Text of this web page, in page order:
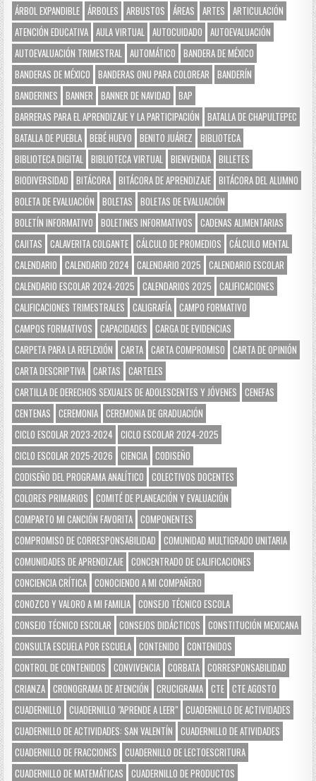
ÁRBOL EXPANDIBLE ÁRBOLES ARBUSTOS ÁREAS ARTES
ARTICULACIÓN
ATENCIÓN EDUCATIVA AULA VIRTUAL AUTOCUIDADO
AUTOEVALUACIÓN
AUTOEVALUACIÓN TRIMESTRAL
AUTOMÁTICO
BANDERA DE MÉXICO
BANDERAS DE MÉXICO
BANDERAS ONU PARA COLOREAR
BANDERÍN
BANDERINES
BANNER BANNER DE NAVIDAD
BAP
BARRERAS PARA EL APRENDIZAJE Y LA PARTICIPACIÓN
BATALLA DE CHAPULTEPEC
BATALLA DE PUEBLA BEBÉ HUEVO BENITO JUÁREZ
BIBLIOTECA
BIBLIOTECA DIGITAL
BIBLIOTECA VIRTUAL BIENVENIDA BILLETES
BIODIVERSIDAD
BITÁCORA BITÁCORA DE APRENDIZAJE BITÁCORA DEL ALUMNO
BOLETA DE EVALUACIÓN
BOLETAS
BOLETAS DE EVALUACIÓN
BOLETÍN INFORMATIVO
BOLETINES INFORMATIVOS
CADENAS ALIMENTARIAS
CAJITAS
CALAVERITA COLGANTE CÁLCULO DE PROMEDIOS
CÁLCULO MENTAL
CALENDARIO
CALENDARIO 2024 CALENDARIO 2025
CALENDARIO ESCOLAR
CALENDARIO ESCOLAR 2024-2025
CALENDARIOS 2025
CALIFICACIONES
CALIFICACIONES TRIMESTRALES
CALIGRAFÍA CAMPO FORMATIVO
CAMPOS FORMATIVOS
CAPACIDADES
CARGA DE EVIDENCIAS
CARPETA PARA LA REFLEXIÓN
CARTA CARTA COMPROMISO
CARTA DE OPINIÓN
CARTA DESCRIPTIVA CARTAS
CARTELES
CARTILLA DE DERECHOS SEXUALES DE ADOLESCENTES Y JÓVENES
CENEFAS
CENTENAS
CEREMONIA CEREMONIA DE GRADUACIÓN
CICLO ESCOLAR 2023-2024
CICLO ESCOLAR 2024-2025
CICLO ESCOLAR 2025-2026
CIENCIA CODISEÑO
CODISEÑO DEL PROGRAMA ANALÍTICO
COLECTIVOS DOCENTES
COLORES PRIMARIOS
COMITÉ DE PLANEACIÓN Y EVALUACIÓN
COMPARTO MI CANCIÓN FAVORITA COMPONENTES
COMPROMISO DE CORRESPONSABILIDAD
COMUNIDAD MULTIGRADO UNITARIA
COMUNIDADES DE APRENDIZAJE CONCENTRADO DE CALIFICACIONES
CONCIENCIA CRÍTICA CONOCIENDO A MI COMPAÑERO
CONOZCO Y VALORO A MI FAMILIA CONSEJO TÉCNICO ESCOLA
CONSEJO TÉCNICO ESCOLAR
CONSEJOS DIDÁCTICOS
CONSTITUCIÓN MEXICANA
CONSULTA ESCUELA POR ESCUELA CONTENIDO
CONTENIDOS
CONTROL DE CONTENIDOS
CONVIVENCIA CORBATA CORRESPONSABILIDAD
CRIANZA CRONOGRAMA DE ATENCIÓN CRUCIGRAMA CTE CTE AGOSTO
CUADERNILLO
CUADERNILLO "APRENDE A LEER" CUADERNILLO DE ACTIVIDADES
CUADERNILLO DE ACTIVIDADES: SAN VALENTÍN
CUADERNILLO DE ATIVIDADES
CUADERNILLO DE FRACCIONES
CUADERNILLO DE LECTOESCRITURA
CUADERNILLO DE MATEMÁTICAS
CUADERNILLO DE PRODUCTOS